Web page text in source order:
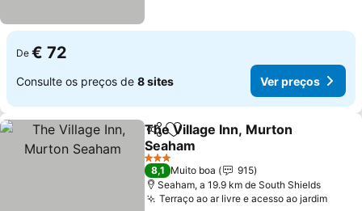
De € 72
Consulte os preços de 8 sites Ver preços
PartilharAdicionar aos favoritos
The Village Inn, Murton
Seaham
Ver preços
3 Estrelas
8,1 Muito boa
915
Seaham, a 19.9 km de South Shields
Terraço ao ar livre e acesso ao jardimVer